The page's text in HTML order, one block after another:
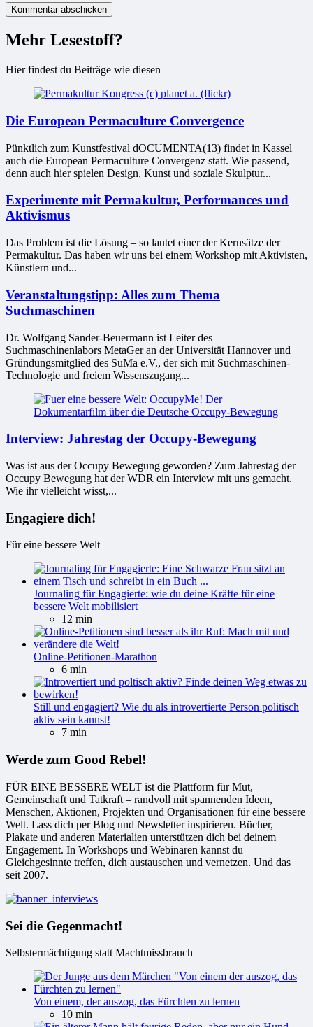
Mehr Lesestoff?
Hier findest du Beiträge wie diesen
Die European Permaculture Convergence
Pünktlich zum Kunstfestival dOCUMENTA(13) findet in Kassel
auch die European Permaculture Convergenz statt. Wie passend,
denn auch hier spielen Design, Kunst und soziale Skulptur...
Experimente mit Permakultur, Performances und
Aktivismus
Das Problem ist die Lösung – so lautet einer der Kernsätze der
Permakultur. Das haben wir uns bei einem Workshop mit Aktivisten,
Künstlern und...
Veranstaltungstipp: Alles zum Thema
Suchmaschinen
Dr. Wolfgang Sander-Beuermann ist Leiter des
Suchmaschinenlabors MetaGer an der Universität Hannover und
Gründungsmitglied des SuMa e.V., der sich mit Suchmaschinen-
Technologie und freiem Wissenszugang...
Interview: Jahrestag der Occupy-Bewegung
Was ist aus der Occupy Bewegung geworden? Zum Jahrestag der
Occupy Bewegung hat der WDR ein Interview mit uns gemacht.
Wie ihr vielleicht wisst,...
Engagiere dich!
Für eine bessere Welt
Journaling für Engagierte: wie du deine Kräfte für eine
bessere Welt mobilisiert
12 min
Online-Petitionen-Marathon
6 min
Still und engagiert? Wie du als introvertierte Person politisch
aktiv sein kannst!
7 min
Werde zum Good Rebel!
FÜR EINE BESSERE WELT ist die Plattform für Mut,
Gemeinschaft und Tatkraft – randvoll mit spannenden Ideen,
Menschen, Aktionen, Projekten und Organisationen für eine bessere
Welt. Lass dich per Blog und Newsletter inspirieren. Bücher,
Plakate und anderen Materialien unterstützen dich bei deinem
Engagement. In Workshops und Webinaren kannst du
Gleichgesinnte treffen, dich austauschen und vernetzen. Und das
seit 2007.
Sei die Gegenmacht!
Selbstermächtigung statt Machtmissbrauch
Von einem, der auszog, das Fürchten zu lernen
10 min